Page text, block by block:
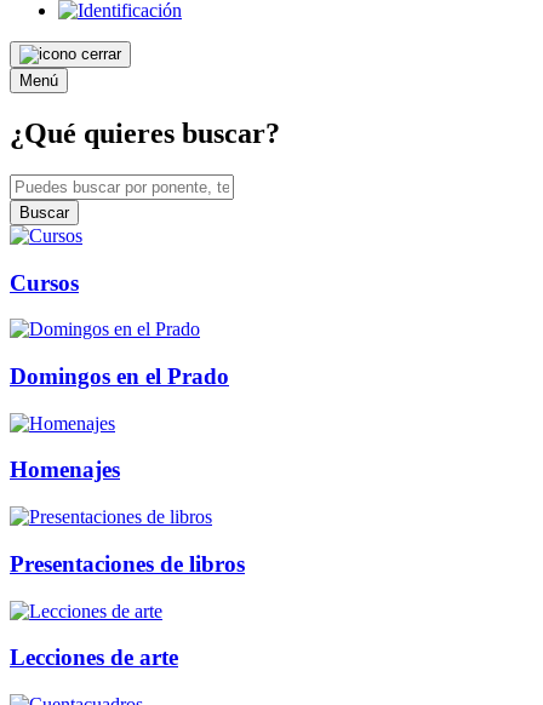
Menú
¿Qué quieres buscar?
Buscar
Cursos
Domingos en el Prado
Homenajes
Presentaciones de libros
Lecciones de arte